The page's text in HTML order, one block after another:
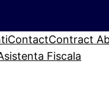
ContactContract
Fiscala